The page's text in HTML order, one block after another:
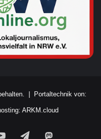
| Portaltechnik von:
ARKM.cloud
YouTubeTelegram